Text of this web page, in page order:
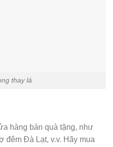
thay lá
hàng bán quà tặng, như
đêm Đà Lạt, v.v. Hãy mua